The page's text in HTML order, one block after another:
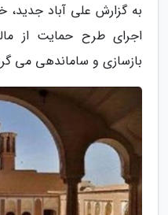
به گزارش علی آباد جدید،
اجرای طرح حمایت از
بازسازی و ساماندهی می